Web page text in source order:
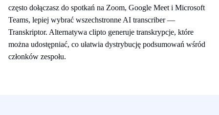
często dołączasz do spotkań na Zoom, Google Meet i Microsoft
Teams, lepiej wybrać wszechstronne AI transcriber —
Transkriptor. Alternatywa clipto generuje transkrypcje, które
można udostępniać, co ułatwia dystrybucję podsumowań wśród
członków zespołu.